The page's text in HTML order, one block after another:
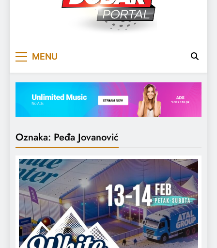
MENU
Oznaka: Peđa Jovanović